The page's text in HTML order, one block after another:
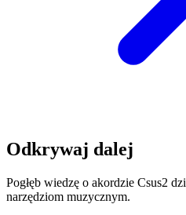
Odkrywaj dalej
Pogłęb wiedzę o akordzie Csus2
narzędziom muzycznym.